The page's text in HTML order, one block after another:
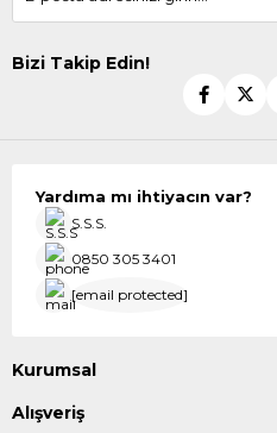
Bizi Takip Edin!
Yardıma mı ihtiyacın var?
S.S.S.
0850 305 3401
[email protected]
Kurumsal
Alışveriş